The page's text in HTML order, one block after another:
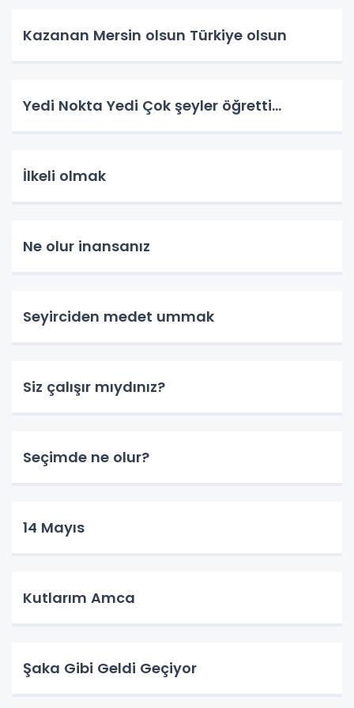
Kazanan Mersin olsun Türkiye olsun
Yedi Nokta Yedi Çok şeyler öğretti…
İlkeli olmak
Ne olur inansanız
Seyirciden medet ummak
Siz çalışır mıydınız?
Seçimde ne olur?
14 Mayıs
Kutlarım Amca
Şaka Gibi Geldi Geçiyor